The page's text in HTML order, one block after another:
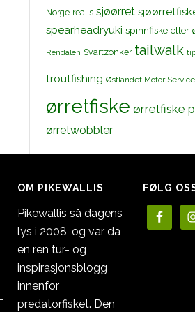
Norge realis sjøørret
spearheadryuki spinnfiske etter
Rendalen Svartzonker tailwalk
troutfishing Østlandet Motor
ørretfiske ørretfiske
ørretwobbler
OM PIKEWALLIS
Pikewallis så dagens
lys i 2008, og var da
en ren tur- og
inspirasjonsblogg
innenfor
predatorfisket. Den
FØLG